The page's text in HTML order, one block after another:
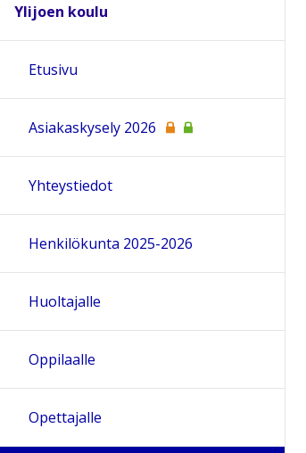
Ylijoen koulu
Etusivu
Asiakaskysely 2026
Yhteystiedot
Henkilökunta 2025-2026
Huoltajalle
Oppilaalle
Opettajalle